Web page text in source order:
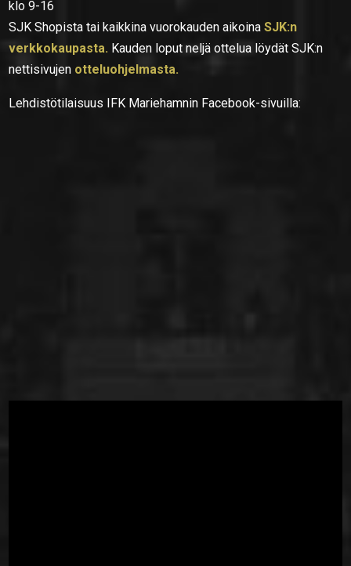
klo 9-16
SJK Shopista tai kaikkina vuorokauden aikoinaSJK:n
verkkokaupasta. Kauden loput neljä ottelua löydät SJK:n
nettisivujen otteluohjelmasta.
Lehdistötilaisuus IFK Mariehamnin Facebook-sivuilla: